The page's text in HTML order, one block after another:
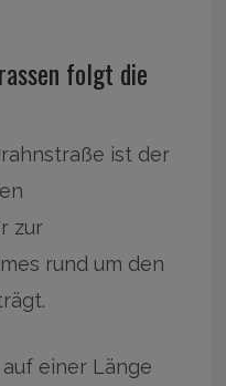
folgt die
ist der
zur
rund um den
einer Länge